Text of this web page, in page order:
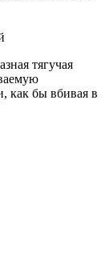
тягучая
как бы вбивая в